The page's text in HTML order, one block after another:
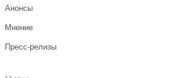
Анонсы
Мнение
Пресс-релизы